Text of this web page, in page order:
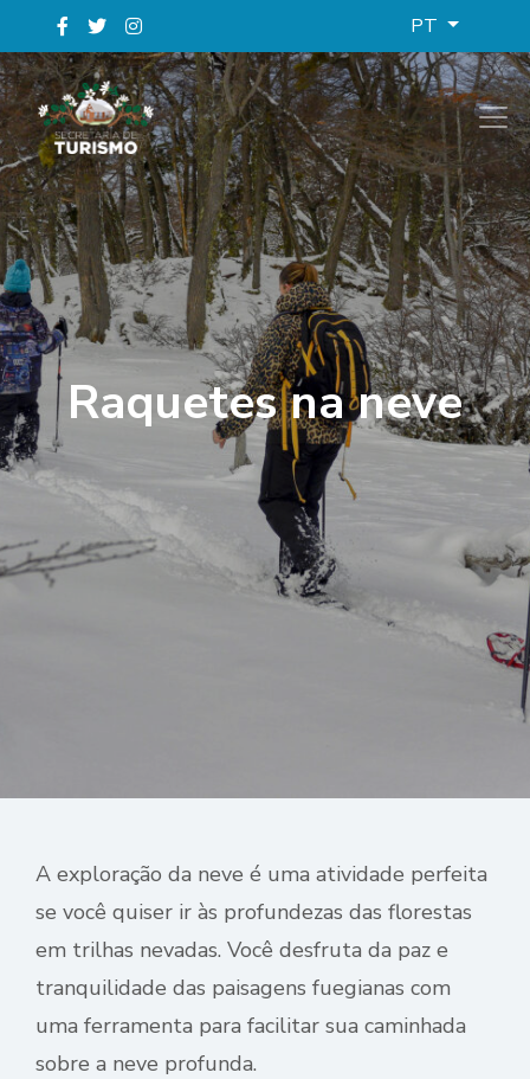
PT
Raquetes na neve
A exploração da neve é uma atividade perfeita
se você quiser ir às profundezas das florestas
em trilhas nevadas. Você desfruta da paz e
tranquilidade das paisagens fuegianas com
uma ferramenta para facilitar sua caminhada
sobre a neve profunda.